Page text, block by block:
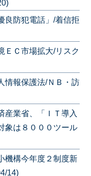
良防犯電話」/着信拒
ＥＣ市場拡大/リスク
情報保護法/ＮＢ・訪
業省、「ＩＴ導入
象は８０００ツール
機構今年度２制度新
14)